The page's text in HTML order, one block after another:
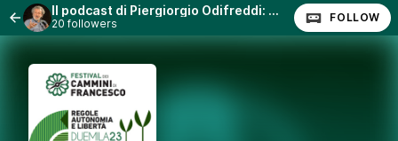
Il podcast di Piergiorgio Odifreddi: Lezioni e Conferenze.
20 followers FOLLOW